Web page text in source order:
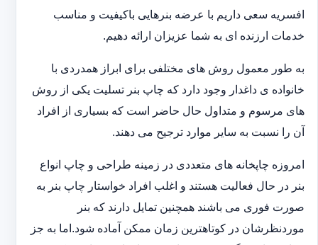
افسریه سعی داریم با عرضه بنرهایی باکیفیت و مناسب
خدمات ارزنده ای به شما عزیزان ارائه دهیم.
به طور معمول روش های مختلفی برای ابراز همدردی با
خانواده ی داغدار وجود دارد که چاپ بنر تسلیت یکی از روش
های مرسوم و متداول حال حاضر است که بسیاری از افراد
آن را نسبت به سایر موارد ترجیح می دهند.
امروزه چاپخانه های متعددی در زمینه طراحی و چاپ انواع
بنر در حال فعالیت هستند و اغلب افراد خواستار چاپ بنر به
صورت فوری می باشند همچنین تمایل دارند که بنر
موردنظرشان در کوتاهترین زمان ممکن آماده شود.اما به جز